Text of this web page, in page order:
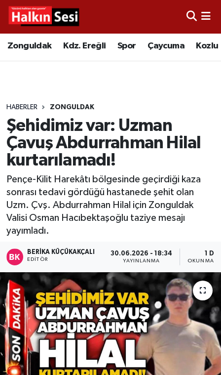
Zonguldak Kdz. Ereğli Spor Çaycuma Kozlu
HABERLER ZONGULDAK
Şehidimiz var: Uzman
Çavuş Abdurrahman Hilal
kurtarılamadı!
Pençe-Kilit Harekâtı bölgesinde geçirdiği kaza
sonrası tedavi gördüğü hastanede şehit olan
Uzm. Çvş. Abdurrahman Hilal için Zonguldak
Valisi Osman Hacıbektaşoğlu taziye mesajı
yayımladı.
BERIKA KÜÇÜKAKÇALI
EDITÖR
30.06.2026 - 18:34
YAYINLANMA
1 DK
OKUNMA
Video
Çaycuma
Alaplı
Asayiş
Bartın
Karabük
ÇEVRE
BİLİM VE TEKNOLOJİ
DUNYA
Düzce
Merkez Hava Durumu
Tüm Manşetler
Son Dakika Haberleri
Haber Arşivi